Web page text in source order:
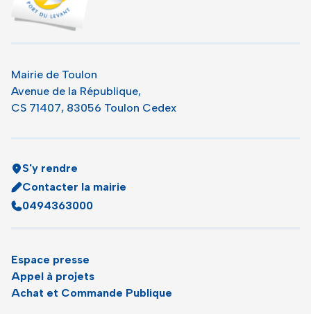
Mairie de Toulon
Avenue de la République,
CS 71407, 83056 Toulon Cedex
S'y rendre
Contacter la mairie
0494363000
Espace presse
Appel à projets
Achat et Commande Publique